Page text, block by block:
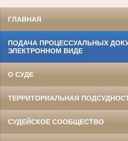
ГЛАВНАЯ
ПОДАЧА ПРОЦЕССУАЛЬНЫХ
ЭЛЕКТРОННОМ ВИДЕ
О СУДЕ
ТЕРРИТОРИАЛЬНАЯ
СУДЕЙСКОЕ СООБЩЕСТВО